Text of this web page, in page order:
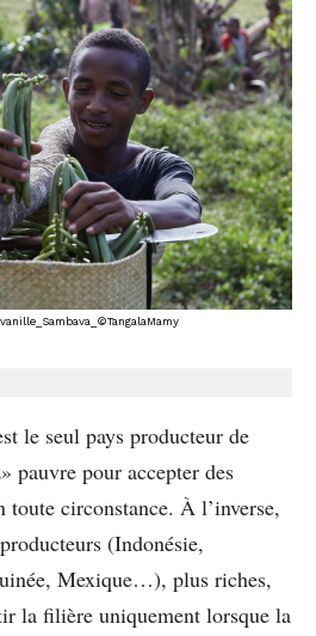
le seul pays producteur de
pauvre pour accepter des
circonstance. À l’inverse,
(Indonésie,
Mexique…), plus riches,
la filière uniquement lorsque la